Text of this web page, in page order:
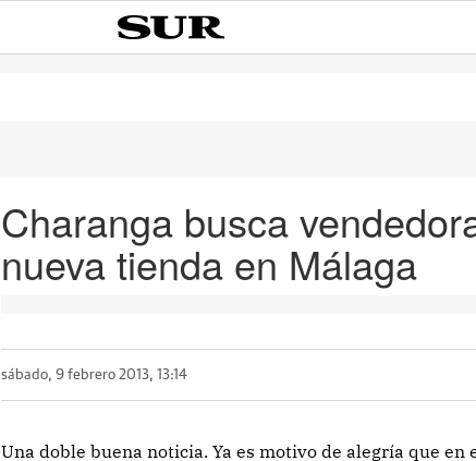
Charanga busca
nueva tienda en Málaga
sábado, 9 febrero 2013, 13:14
Una doble buena noticia. Ya es motivo de alegría que en